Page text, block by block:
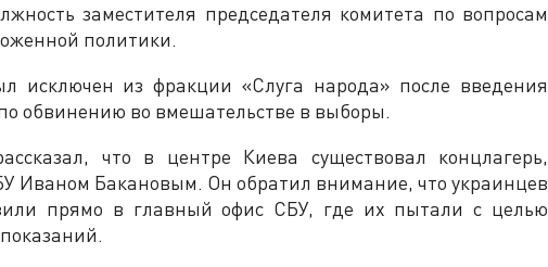
заместителя председателя комитета по вопросам
политики.
исключен из фракции «Слуга народа» после введения
обвинению во вмешательстве в выборы.
что в центре Киева существовал концлагерь,
Иваном Бакановым. Он обратил внимание, что украинцев
прямо в главный офис СБУ, где их пытали с целью